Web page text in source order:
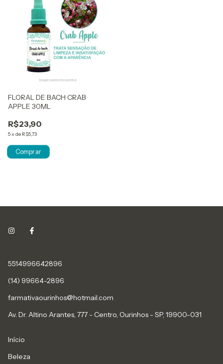
FLORAL DE BACH CRAB
APPLE 30ML
R$23,90
5x de R$5,73
5514996642896
(14) 99664-2896
farmativaourinhos@hotmail.com
Av. Dr. Altino Arantes, 777 - Centro, Ourinhos - SP, 19900-031
Início
Beleza